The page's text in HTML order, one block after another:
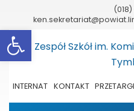
INTERNAT KONTAKT PRZETARGI
Otwórz pasek narzędzi